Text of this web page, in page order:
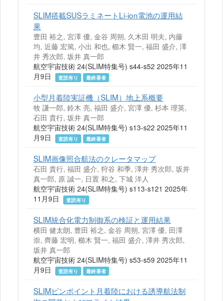
SLIM搭載SUSラミネートLi-ion電池の運用結
果
豊田 裕之, 宮澤 優, 金谷 周朔, 久木田 明夫, 内藤
均, 近藤 宏篤, 小出 和也, 櫛木 賢一, 福田 盛介, 澤
井 秀次郎, 坂井 真一郎
航空宇宙技術 24(SLIM特集号) s44-s52 2025年11
月9日
査読有り 最終著者
小型月着陸実証機（SLIM）地上系概要
牧 謙一郎, 鈴木 亮, 福田 盛介, 宮澤 優, 杉本 理英,
石田 貴行, 坂井 真一郎
航空宇宙技術 24(SLIM特集号) s13-s22 2025年11
月9日
査読有り 最終著者
SLIM画像照合航法のクレータマップ
石田 貴行, 福田 盛介, 狩谷 和季, 澤井 秀次郎, 坂井
真一郎, 原 誠一, 日置 和之, 下城 洋人
航空宇宙技術 24(SLIM特集号) s113-s121 2025年
11月9日
査読有り
SLIM統合化電力制御系の検証と運用結果
横田 健太朗, 豊田 裕之, 金谷 周朔, 宮澤 優, 田澤
崇, 齊藤 宏明, 櫛木 賢一, 福田 盛介, 澤井 秀次郎,
坂井 真一郎
航空宇宙技術 24(SLIM特集号) s53-s59 2025年11
月9日
査読有り 最終著者
SLIMピンポイント月着陸における誘導航法制